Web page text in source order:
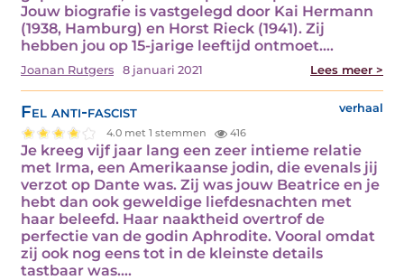
Jouw biografie is vastgelegd door Kai Hermann
(1938, Hamburg) en Horst Rieck (1941). Zij
hebben jou op 15-jarige leeftijd ontmoet.…
Joanan Rutgers 8 januari 2021 Lees meer >
Fel anti-fascist verhaal
4.0 met 1 stemmen 416
Je kreeg vijf jaar lang een zeer intieme relatie
met Irma, een Amerikaanse jodin, die evenals jij
verzot op Dante was. Zij was jouw Beatrice en je
hebt dan ook geweldige liefdesnachten met
haar beleefd. Haar naaktheid overtrof de
perfectie van de godin Aphrodite. Vooral omdat
zij ook nog eens tot in de kleinste details
tastbaar was.…